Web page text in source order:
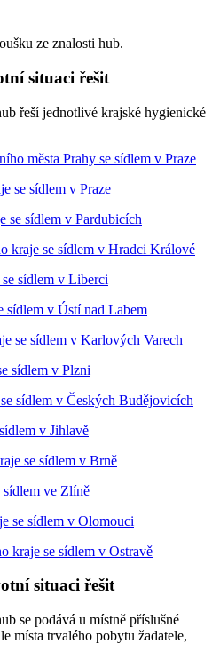
ze znalosti hub.
situaci řešit
řeší jednotlivé krajské hygienické
města Prahy se sídlem v Praze
se sídlem v Praze
se sídlem v Pardubicích
kraje se sídlem v Hradci Králové
sídlem v Liberci
sídlem v Ústí nad Labem
se sídlem v Karlových Varech
sídlem v Plzni
sídlem v Českých Budějovicích
v Jihlavě
se sídlem v Brně
ve Zlíně
se sídlem v Olomouci
kraje se sídlem v Ostravě
situaci řešit
se podává u místně příslušné
místa trvalého pobytu žadatele,